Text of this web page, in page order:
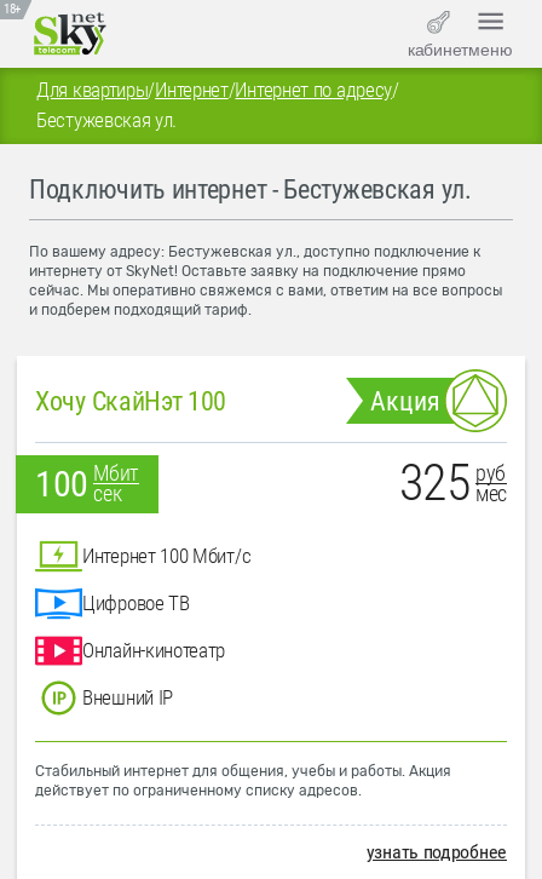
18+
кабинетменю
Для квартиры/Интернет/Интернет по адресу/
Бестужевская ул.
Подключить интернет - Бестужевская ул.
По вашему адресу: Бестужевская ул., доступно подключение к
интернету от SkyNet! Оставьте заявку на подключение прямо
сейчас. Мы оперативно свяжемся с вами, ответим на все вопросы
и подберем подходящий тариф.
Хочу СкайНэт 100 Акция
100 Мбит
сек
325 руб
мес
Интернет 100 Мбит/с
Цифровое ТВ
Онлайн-кинотеатр
Внешний IP
Стабильный интернет для общения, учебы и работы. Акция
действует по ограниченному списку адресов.
узнать подробнее